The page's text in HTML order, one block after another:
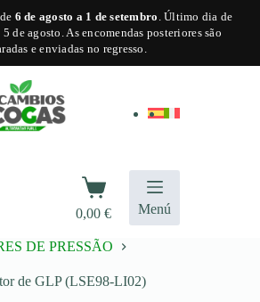
6 de agosto a 1 de setembro . Último dia de
de agosto. As encomendas posteriores são
e enviadas no regresso.
Carrinho
de
compras
0,00€ Menú
DE PRESSÃO
de GLP (LSE98-LI02)